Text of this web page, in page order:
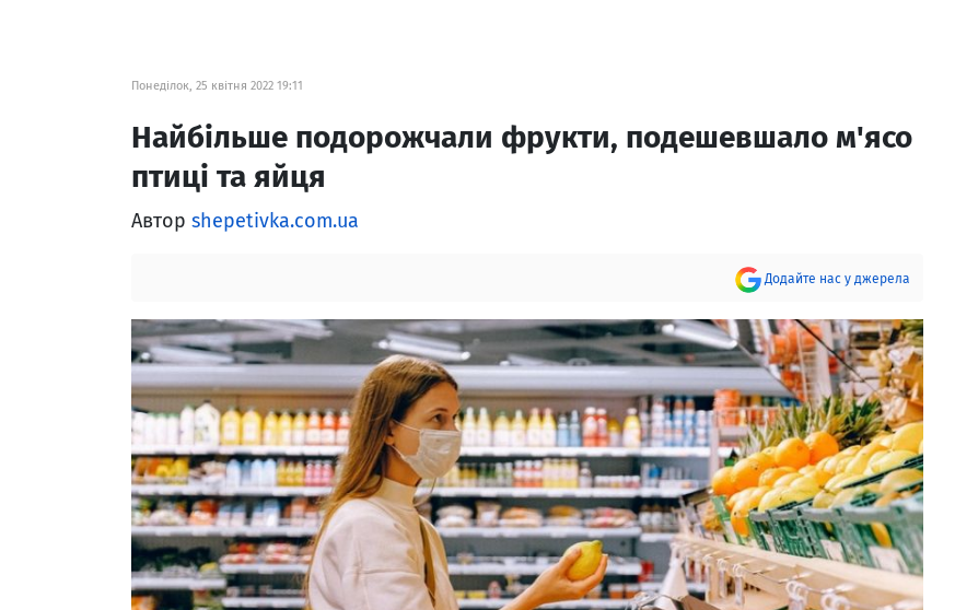
Понеділок, 25 квітня 2022 19:11
Найбільше подорожчали фрукти, подешевшало м'ясо
птиці та яйця
Автор shepetivka.com.ua
Додайте нас у джерела